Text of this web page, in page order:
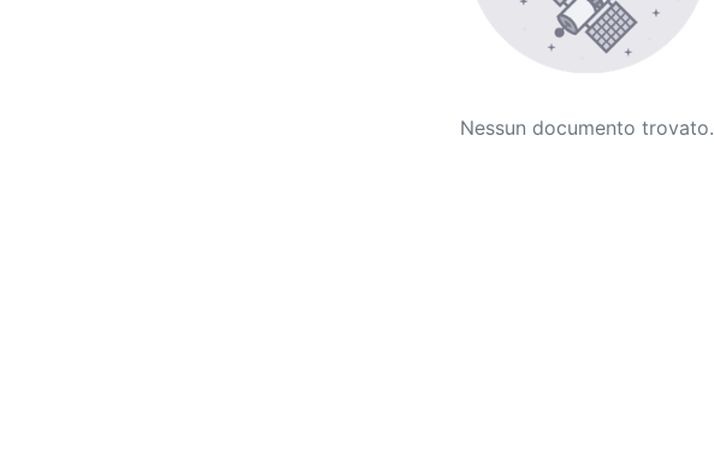
Nessun documento trovato.